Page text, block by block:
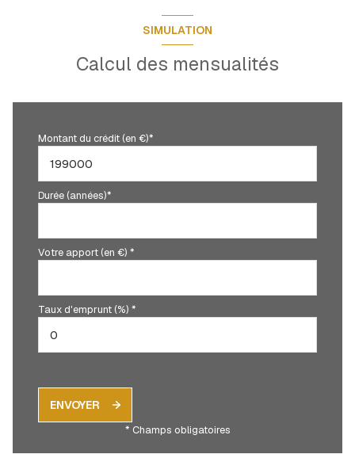
SIMULATION
Calcul des mensualités
Montant du crédit (en €)*
Durée (années)*
Votre apport (en €) *
Taux d'emprunt (%) *
ENVOYER
* Champs obligatoires